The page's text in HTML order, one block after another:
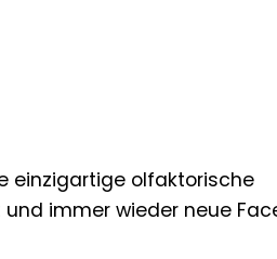
einzigartige olfaktorische
und immer wieder neue